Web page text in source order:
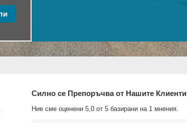
Силно се Препоръчва от Нашите Клиенти
Ние сме оценени 5,0 от 5 базирани на 1 мнения.